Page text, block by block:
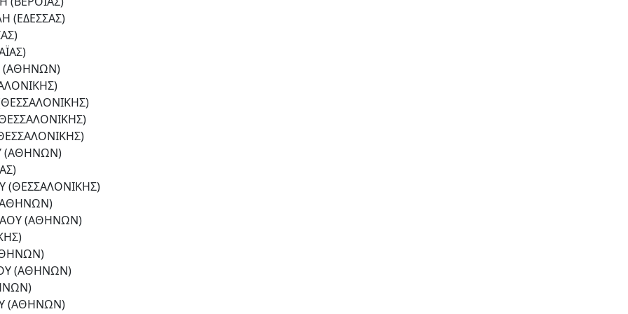
(ΕΔΕΣΣΑΣ)
(ΑΘΗΝΩΝ)
(ΑΘΗΝΩΝ)
(ΘΕΣΣΑΛΟΝΙΚΗΣ)
(ΑΘΗΝΩΝ)
(ΑΘΗΝΩΝ)
(ΑΘΗΝΩΝ)